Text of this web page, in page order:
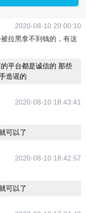
2020-08-10 20:00:10
拉黑拿不到钱的，有这
平台都是诚信的 那些
造谣的
2020-08-10 18:43:41
可以了
2020-08-10 18:42:57
可以了